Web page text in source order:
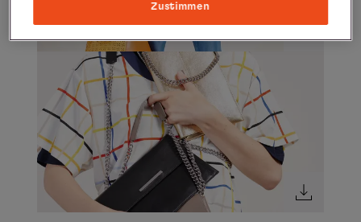
Zustimmen